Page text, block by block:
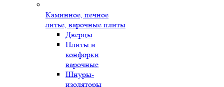
Каминное, печное
литье, варочные плиты
Дверцы
Плиты и
конфорки
варочные
Шнуры-
изоляторы